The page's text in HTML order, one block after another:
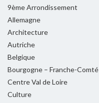
9ème Arrondissement
Allemagne
Architecture
Autriche
Belgique
Bourgogne – Franche-Comté
Centre Val de Loire
Culture